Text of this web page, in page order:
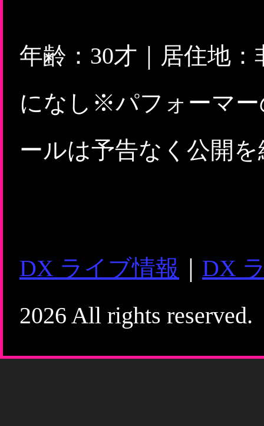
年齢：30才｜居住地
になし※パフォーマー
ールは予告なく公開
DX ライブ情報
DX
2026 All rights reserved.